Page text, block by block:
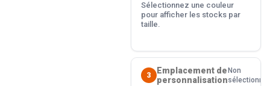
Sélectionnez une couleur
pour afficher les stocks par
taille.
3
Emplacement de
personnalisation
Non
sélectionné